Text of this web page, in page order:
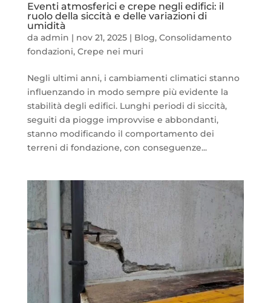
Eventi atmosferici e crepe negli edifici: il
ruolo della siccità e delle variazioni di
umidità
da admin | nov 21, 2025| Blog, Consolidamento
fondazioni, Crepe nei muri
Negli ultimi anni, i cambiamenti climatici stanno
influenzando in modo sempre più evidente la
stabilità degli edifici. Lunghi periodi di siccità,
seguiti da piogge improvvise e abbondanti,
stanno modificando il comportamento dei
terreni di fondazione, con conseguenze...